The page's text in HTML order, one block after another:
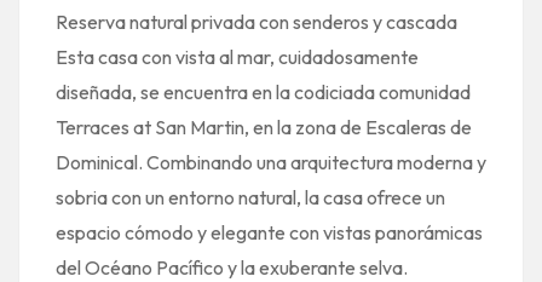
Reserva natural privada con senderos y cascada
Esta casa con vista al mar, cuidadosamente
diseñada, se encuentra en la codiciada comunidad
Terraces at San Martin, en la zona de Escaleras de
Dominical. Combinando una arquitectura moderna y
sobria con un entorno natural, la casa ofrece un
espacio cómodo y elegante con vistas panorámicas
del Océano Pacífico y la exuberante selva.